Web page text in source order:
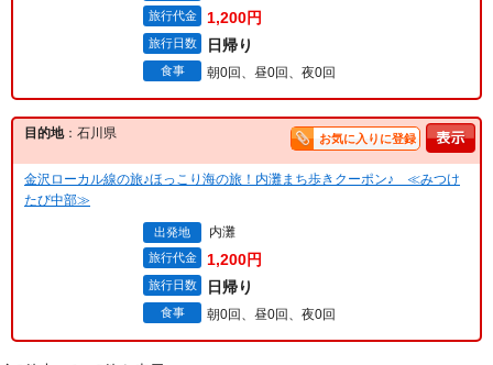
旅行代金 1,200円
旅行日数 日帰り
食事 朝0回、昼0回、夜0回
目的地：石川県 お気に入りに登録
金沢ローカル線の旅♪ほっこり海の旅！内灘まち歩きクーポン♪ ≪みつけ
たび中部≫
出発地 内灘
旅行代金 1,200円
旅行日数 日帰り
食事 朝0回、昼0回、夜0回